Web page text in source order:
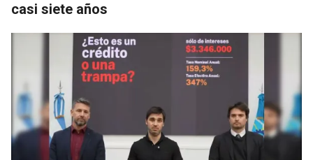
casi siete años